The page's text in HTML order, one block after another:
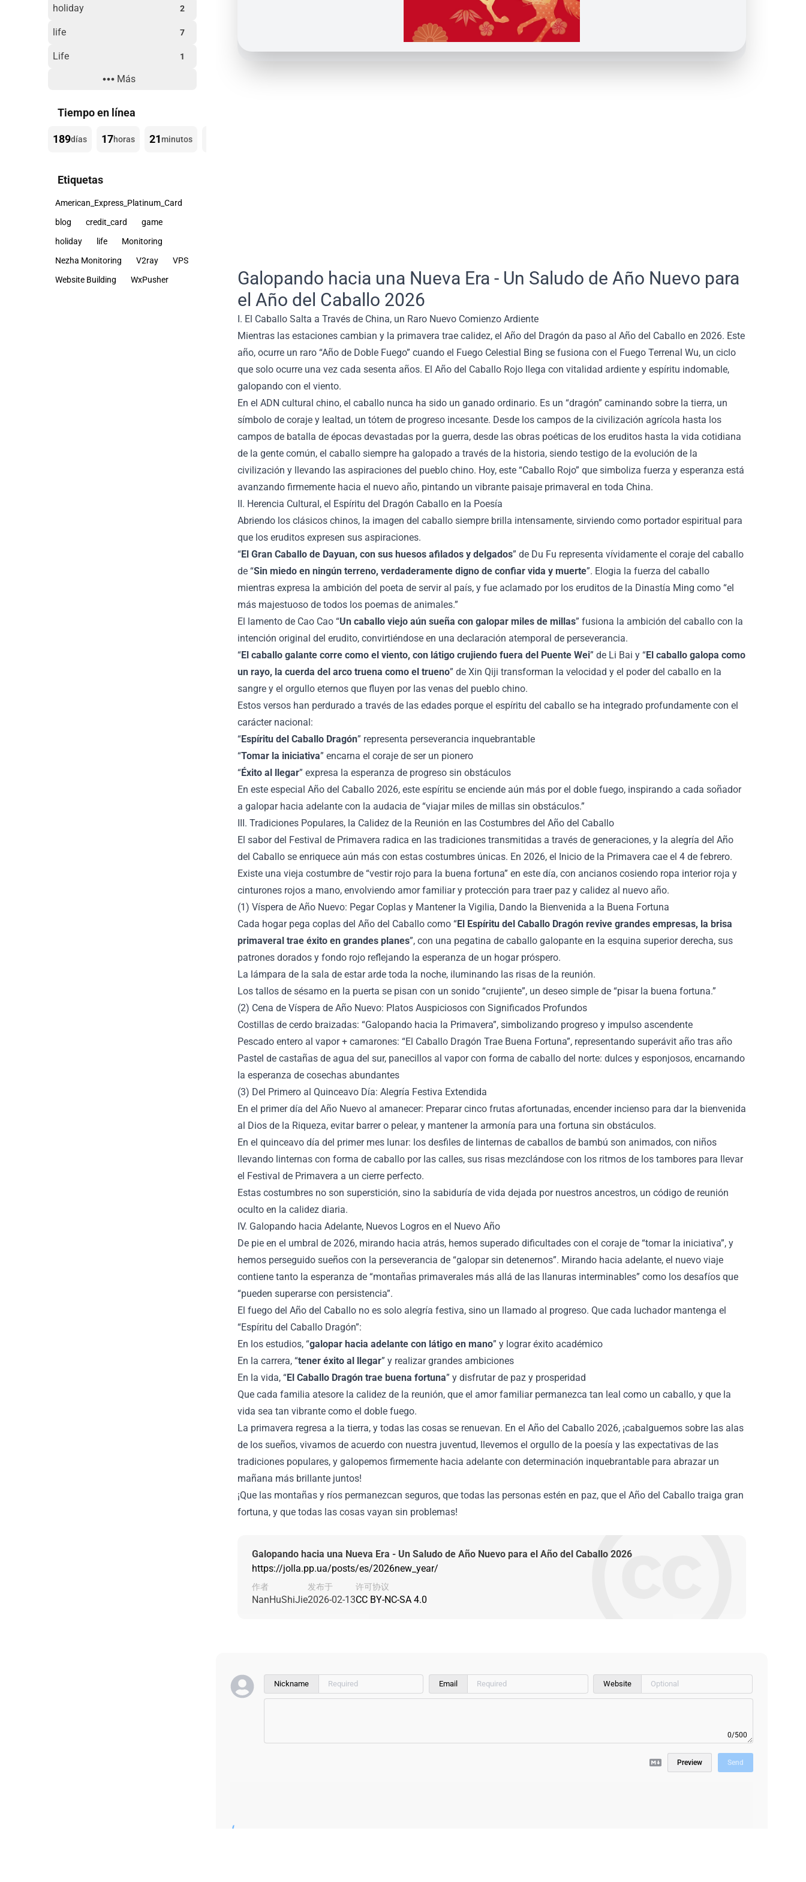
holiday 2
life 7
Life 1
Más
Tiempo en línea
189días 17horas 21minutos
Etiquetas
American_Express_Platinum_Card
blog
credit_card
game
holiday
life
Monitoring
Nezha Monitoring
V2ray
VPS
Website Building
WxPusher
Galopando hacia una Nueva Era - Un Saludo de Año Nuevo para
el Año del Caballo 2026
I. El Caballo Salta a Través de China, un Raro Nuevo Comienzo Ardiente
Mientras las estaciones cambian y la primavera trae calidez, el Año del Dragón da paso al Año del Caballo en 2026. Este
año, ocurre un raro “Año de Doble Fuego” cuando el Fuego Celestial Bing se fusiona con el Fuego Terrenal Wu, un ciclo
que solo ocurre una vez cada sesenta años. El Año del Caballo Rojo llega con vitalidad ardiente y espíritu indomable,
galopando con el viento.
En el ADN cultural chino, el caballo nunca ha sido un ganado ordinario. Es un “dragón” caminando sobre la tierra, un
símbolo de coraje y lealtad, un tótem de progreso incesante. Desde los campos de la civilización agrícola hasta los
campos de batalla de épocas devastadas por la guerra, desde las obras poéticas de los eruditos hasta la vida cotidiana
de la gente común, el caballo siempre ha galopado a través de la historia, siendo testigo de la evolución de la
civilización y llevando las aspiraciones del pueblo chino. Hoy, este “Caballo Rojo” que simboliza fuerza y esperanza está
avanzando firmemente hacia el nuevo año, pintando un vibrante paisaje primaveral en toda China.
II. Herencia Cultural, el Espíritu del Dragón Caballo en la Poesía
Abriendo los clásicos chinos, la imagen del caballo siempre brilla intensamente, sirviendo como portador espiritual para
que los eruditos expresen sus aspiraciones.
“El Gran Caballo de Dayuan, con sus huesos afilados y delgados” de Du Fu representa vívidamente el coraje del caballo
de “Sin miedo en ningún terreno, verdaderamente digno de confiar vida y muerte”. Elogia la fuerza del caballo
mientras expresa la ambición del poeta de servir al país, y fue aclamado por los eruditos de la Dinastía Ming como “el
más majestuoso de todos los poemas de animales.”
El lamento de Cao Cao “Un caballo viejo aún sueña con galopar miles de millas” fusiona la ambición del caballo con la
intención original del erudito, convirtiéndose en una declaración atemporal de perseverancia.
“El caballo galante corre como el viento, con látigo crujiendo fuera del Puente Wei” de Li Bai y “El caballo galopa como
un rayo, la cuerda del arco truena como el trueno” de Xin Qiji transforman la velocidad y el poder del caballo en la
sangre y el orgullo eternos que fluyen por las venas del pueblo chino.
Estos versos han perdurado a través de las edades porque el espíritu del caballo se ha integrado profundamente con el
carácter nacional:
“Espíritu del Caballo Dragón” representa perseverancia inquebrantable
“Tomar la iniciativa” encarna el coraje de ser un pionero
“Éxito al llegar” expresa la esperanza de progreso sin obstáculos
En este especial Año del Caballo 2026, este espíritu se enciende aún más por el doble fuego, inspirando a cada soñador
a galopar hacia adelante con la audacia de “viajar miles de millas sin obstáculos.”
III. Tradiciones Populares, la Calidez de la Reunión en las Costumbres del Año del Caballo
El sabor del Festival de Primavera radica en las tradiciones transmitidas a través de generaciones, y la alegría del Año
del Caballo se enriquece aún más con estas costumbres únicas. En 2026, el Inicio de la Primavera cae el 4 de febrero.
Existe una vieja costumbre de “vestir rojo para la buena fortuna” en este día, con ancianos cosiendo ropa interior roja y
cinturones rojos a mano, envolviendo amor familiar y protección para traer paz y calidez al nuevo año.
(1) Víspera de Año Nuevo: Pegar Coplas y Mantener la Vigilia, Dando la Bienvenida a la Buena Fortuna
Cada hogar pega coplas del Año del Caballo como “El Espíritu del Caballo Dragón revive grandes empresas, la brisa
primaveral trae éxito en grandes planes”, con una pegatina de caballo galopante en la esquina superior derecha, sus
patrones dorados y fondo rojo reflejando la esperanza de un hogar próspero.
La lámpara de la sala de estar arde toda la noche, iluminando las risas de la reunión.
Los tallos de sésamo en la puerta se pisan con un sonido “crujiente”, un deseo simple de “pisar la buena fortuna.”
(2) Cena de Víspera de Año Nuevo: Platos Auspiciosos con Significados Profundos
Costillas de cerdo braizadas: “Galopando hacia la Primavera”, simbolizando progreso y impulso ascendente
Pescado entero al vapor + camarones: “El Caballo Dragón Trae Buena Fortuna”, representando superávit año tras año
Pastel de castañas de agua del sur, panecillos al vapor con forma de caballo del norte: dulces y esponjosos, encarnando
la esperanza de cosechas abundantes
(3) Del Primero al Quinceavo Día: Alegría Festiva Extendida
En el primer día del Año Nuevo al amanecer: Preparar cinco frutas afortunadas, encender incienso para dar la bienvenida
al Dios de la Riqueza, evitar barrer o pelear, y mantener la armonía para una fortuna sin obstáculos.
En el quinceavo día del primer mes lunar: los desfiles de linternas de caballos de bambú son animados, con niños
llevando linternas con forma de caballo por las calles, sus risas mezclándose con los ritmos de los tambores para llevar
el Festival de Primavera a un cierre perfecto.
Estas costumbres no son superstición, sino la sabiduría de vida dejada por nuestros ancestros, un código de reunión
oculto en la calidez diaria.
IV. Galopando hacia Adelante, Nuevos Logros en el Nuevo Año
De pie en el umbral de 2026, mirando hacia atrás, hemos superado dificultades con el coraje de “tomar la iniciativa”, y
hemos perseguido sueños con la perseverancia de “galopar sin detenernos”. Mirando hacia adelante, el nuevo viaje
contiene tanto la esperanza de “montañas primaverales más allá de las llanuras interminables” como los desafíos que
“pueden superarse con persistencia”.
El fuego del Año del Caballo no es solo alegría festiva, sino un llamado al progreso. Que cada luchador mantenga el
“Espíritu del Caballo Dragón”:
En los estudios, “galopar hacia adelante con látigo en mano” y lograr éxito académico
En la carrera, “tener éxito al llegar” y realizar grandes ambiciones
En la vida, “El Caballo Dragón trae buena fortuna” y disfrutar de paz y prosperidad
Que cada familia atesore la calidez de la reunión, que el amor familiar permanezca tan leal como un caballo, y que la
vida sea tan vibrante como el doble fuego.
La primavera regresa a la tierra, y todas las cosas se renuevan. En el Año del Caballo 2026, ¡cabalguemos sobre las alas
de los sueños, vivamos de acuerdo con nuestra juventud, llevemos el orgullo de la poesía y las expectativas de las
tradiciones populares, y galopemos firmemente hacia adelante con determinación inquebrantable para abrazar un
mañana más brillante juntos!
¡Que las montañas y ríos permanezcan seguros, que todas las personas estén en paz, que el Año del Caballo traiga gran
fortuna, y que todas las cosas vayan sin problemas!
Galopando hacia una Nueva Era - Un Saludo de Año Nuevo para el Año del Caballo 2026
https://jolla.pp.ua/posts/es/2026new_year/
作者
NanHuShiJie
发布于
2026-02-13
许可协议
CC BY-NC-SA 4.0
Nickname Email Website
0/500
Preview Send